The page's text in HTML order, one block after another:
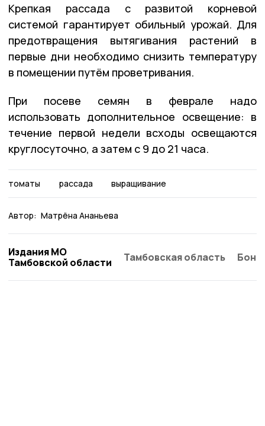
Крепкая рассада с развитой корневой
системой гарантирует обильный урожай. Для
предотвращения вытягивания растений в
первые дни необходимо снизить температуру
в помещении путём проветривания.
При посеве семян в феврале надо
использовать дополнительное освещение: в
течение первой недели всходы освещаются
круглосуточно, а затем с 9 до 21 часа.
томаты рассада выращивание
Автор: Матрёна Ананьева
Издания МО
Тамбовской области
Тамбовская область